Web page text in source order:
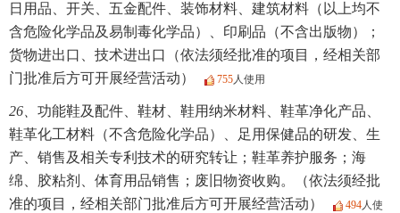
日用品、开关、五金配件、装饰材料、建筑材料（以上均不
含危险化学品及易制毒化学品）、印刷品（不含出版物）；
货物进出口、技术进出口（依法须经批准的项目，经相关部
门批准后方可开展经营活动）
755人使用
26、 功能鞋及配件、鞋材、鞋用纳米材料、鞋革净化产品、
鞋革化工材料（不含危险化学品）、足用保健品的研发、生
产、销售及相关专利技术的研究转让；鞋革养护服务；海
绵、胶粘剂、体育用品销售；废旧物资收购。（依法须经批
准的项目，经相关部门批准后方可开展经营活动）
494人使